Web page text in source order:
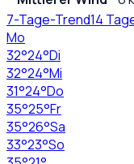
7-Tage-Trend14
Mo
32°24°Di
32°24°Mi
31°24°Do
35°25°Fr
35°26°Sa
33°23°So